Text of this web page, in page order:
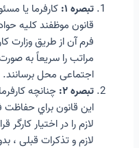
تبصره ۱:
قانون موظفند کلیه
فرم آن از طریق وزارت
مراتب را سریعاً به صورت
اجتماعی محل برسانند.
تبصره ۲:
این قانون براي
لازم را در اختیار کارگر
لازم و تذکرات قبلی ،